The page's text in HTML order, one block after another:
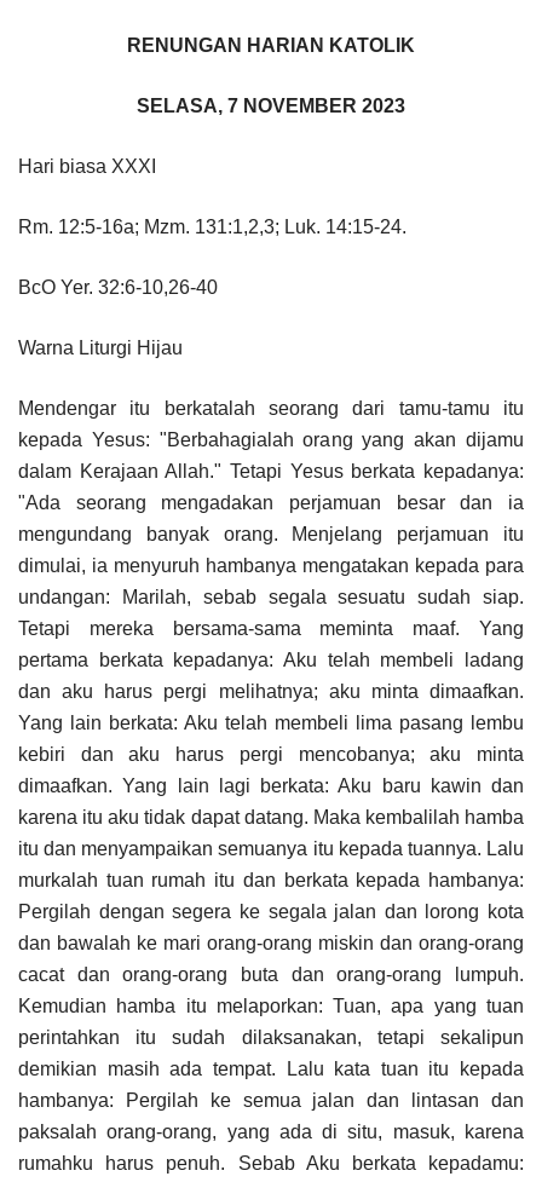
RENUNGAN HARIAN KATOLIK
SELASA, 7 NOVEMBER 2023
Hari biasa XXXI
Rm. 12:5-16a; Mzm. 131:1,2,3; Luk. 14:15-24.
BcO Yer. 32:6-10,26-40
Warna Liturgi Hijau
Mendengar itu berkatalah seorang dari tamu-tamu itu
kepada Yesus: "Berbahagialah orang yang akan dijamu
dalam Kerajaan Allah." Tetapi Yesus berkata kepadanya:
"Ada seorang mengadakan perjamuan besar dan ia
mengundang banyak orang. Menjelang perjamuan itu
dimulai, ia menyuruh hambanya mengatakan kepada para
undangan: Marilah, sebab segala sesuatu sudah siap.
Tetapi mereka bersama-sama meminta maaf. Yang
pertama berkata kepadanya: Aku telah membeli ladang
dan aku harus pergi melihatnya; aku minta dimaafkan.
Yang lain berkata: Aku telah membeli lima pasang lembu
kebiri dan aku harus pergi mencobanya; aku minta
dimaafkan. Yang lain lagi berkata: Aku baru kawin dan
karena itu aku tidak dapat datang. Maka kembalilah hamba
itu dan menyampaikan semuanya itu kepada tuannya. Lalu
murkalah tuan rumah itu dan berkata kepada hambanya:
Pergilah dengan segera ke segala jalan dan lorong kota
dan bawalah ke mari orang-orang miskin dan orang-orang
cacat dan orang-orang buta dan orang-orang lumpuh.
Kemudian hamba itu melaporkan: Tuan, apa yang tuan
perintahkan itu sudah dilaksanakan, tetapi sekalipun
demikian masih ada tempat. Lalu kata tuan itu kepada
hambanya: Pergilah ke semua jalan dan lintasan dan
paksalah orang-orang, yang ada di situ, masuk, karena
rumahku harus penuh. Sebab Aku berkata kepadamu: